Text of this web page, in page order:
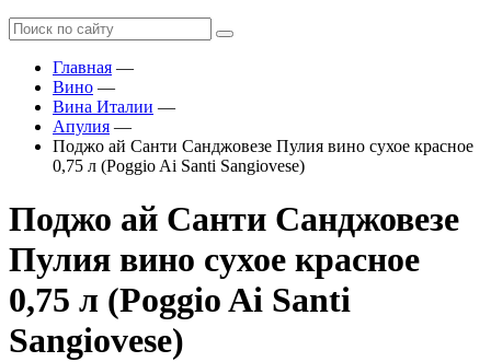
Главная —
Вино —
Вина Италии —
Апулия —
Поджо ай Санти Санджовезе Пулия вино сухое красное
0,75 л (Poggio Ai Santi Sangiovese)
Поджо ай Санти Санджовезе
Пулия вино сухое красное
0,75 л (Poggio Ai Santi
Sangiovese)